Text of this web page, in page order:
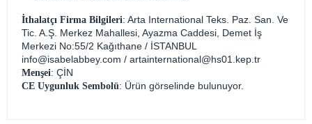
İthalatçı Firma Bilgileri: Arta International Teks. Paz. San. Ve
Tic. A.Ş. Merkez Mahallesi, Ayazma Caddesi, Demet İş
Merkezi No:55/2 Kağıthane / İSTANBUL
info@isabelabbey.com / artainternational@hs01.kep.tr
Menşei: ÇİN
CE Uygunluk Sembolü: Ürün görselinde bulunuyor.